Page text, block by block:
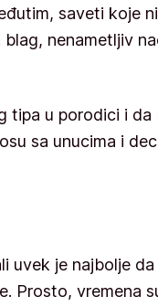
saveti koje
nenametljiv
tipa u porodici i da
sa unucima i
uvek je najbolje da
Prosto, vremena